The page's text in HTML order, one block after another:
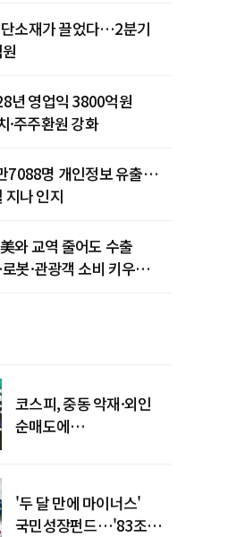
소재가 끌었다…2분기
년 영업익 3800억원
주주환원 강화
7088명 개인정보 유출…
지나 인지
와 교역 줄어도 수출
봇·관광객 소비 키우는
코스피, 중동 악재·외인
순매도에
'두 달 만에 마이너스'
국민성장펀드…'83조